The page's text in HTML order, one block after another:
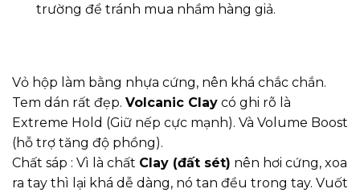
trường để tránh mua nhầm hàng giả.
Vỏ hộp làm bằng nhựa cứng, nên khá chắc chắn.
Tem dán rất đẹp. Volcanic Clay có ghi rõ là
Extreme Hold (Giữ nếp cực mạnh). Và Volume Boost
(hỗ trợ tăng độ phồng).
Chất sáp : Vì là chất Clay (đất sét) nên hơi cứng, xoa
ra tay thì lại khá dễ dàng, nó tan đều trong tay. Vuốt